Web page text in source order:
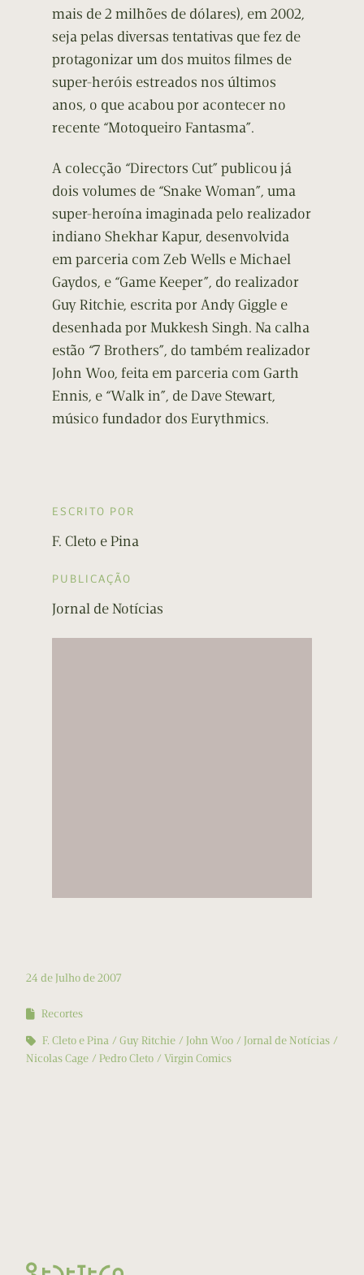
mais de 2 milhões de dólares), em 2002,
seja pelas diversas tentativas que fez de
protagonizar um dos muitos filmes de
super-heróis estreados nos últimos
anos, o que acabou por acontecer no
recente “Motoqueiro Fantasma”.
A colecção “Directors Cut” publicou já
dois volumes de “Snake Woman”, uma
super-heroína imaginada pelo realizador
indiano Shekhar Kapur, desenvolvida
em parceria com Zeb Wells e Michael
Gaydos, e “Game Keeper”, do realizador
Guy Ritchie, escrita por Andy Giggle e
desenhada por Mukkesh Singh. Na calha
estão “7 Brothers”, do também realizador
John Woo, feita em parceria com Garth
Ennis, e “Walk in”, de Dave Stewart,
músico fundador dos Eurythmics.
ESCRITO POR
F. Cleto e Pina
PUBLICAÇÃO
Jornal de Notícias
24 de Julho de 2007
Recortes
F. Cleto e Pina
Guy Ritchie John Woo
Jornal de Notícias
Nicolas Cage
Pedro Cleto Virgin Comics